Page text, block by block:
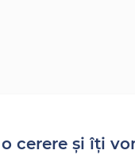
o cerere și îți